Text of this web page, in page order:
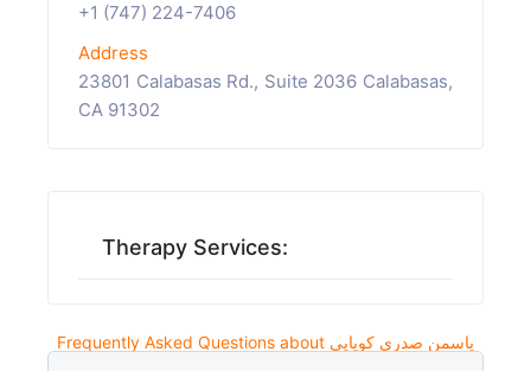
+1 (747) 224-7406
Address
23801 Calabasas Rd., Suite 2036 Calabasas,
CA 91302
Therapy Services:
Frequently Asked Questions about یاسمن صدری کوپایی